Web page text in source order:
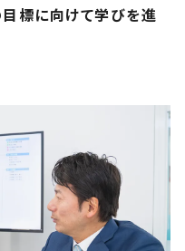
標に向けて学びを進